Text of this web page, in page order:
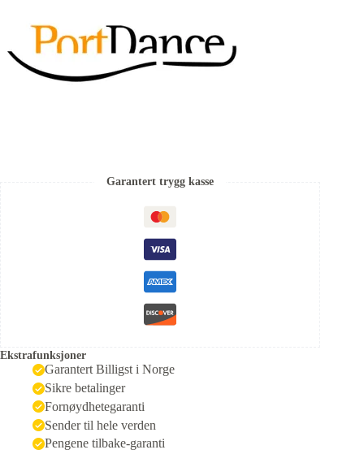
Garantert trygg kasse
Ekstrafunksjoner
Garantert Billigst i Norge
Sikre betalinger
Fornøydhetegaranti
Sender til hele verden
Pengene tilbake-garanti